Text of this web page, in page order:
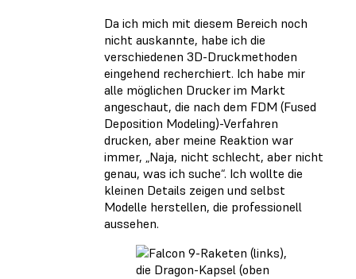
Da ich mich mit diesem Bereich noch
nicht auskannte, habe ich die
verschiedenen 3D-Druckmethoden
eingehend recherchiert. Ich habe mir
alle möglichen Drucker im Markt
angeschaut, die nach dem FDM (Fused
Deposition Modeling)-Verfahren
drucken, aber meine Reaktion war
immer, „Naja, nicht schlecht, aber nicht
genau, was ich suche“. Ich wollte die
kleinen Details zeigen und selbst
Modelle herstellen, die professionell
aussehen.